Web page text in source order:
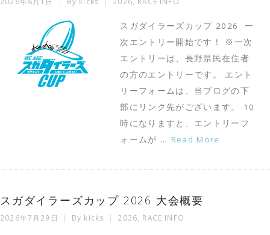
スガダイラーズカップ 2026 一
次エントリー開始です！ ※一次
エントリーは、長野県民在住者
の方のエントリーです。 エント
リーフォームは、当ブログの下
部にリンク先がございます。 10
時になりますと、エントリーフ
ォームが … Read More
スガダイラーズカップ 2026 大会概要
2026年7月29日 By kicks 2026 RACE INFO